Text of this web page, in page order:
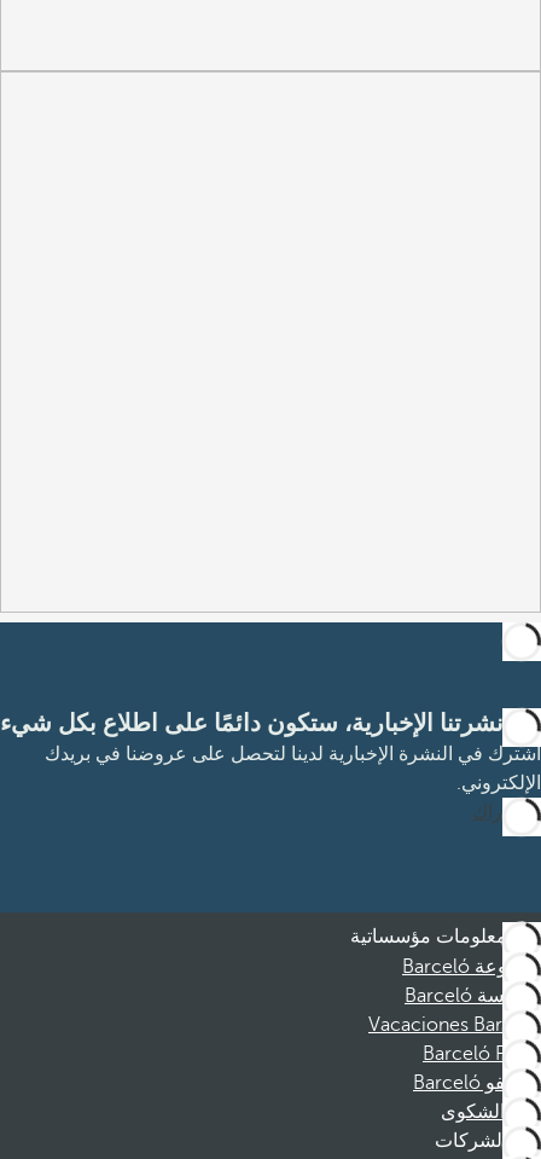
مع نشرتنا الإخبارية، ستكون دائمًا على اطلاع بكل شيء
اشترك في النشرة الإخبارية لدينا لتحصل على عروضنا في بريدك
الإلكتروني.
الاشتراك
معلومات مؤسساتية
مجموعة Barceló
مؤسسة Barceló
Vacaciones Barceló
Barceló Films
موظفو Barceló
قناة الشكوى
الشركات